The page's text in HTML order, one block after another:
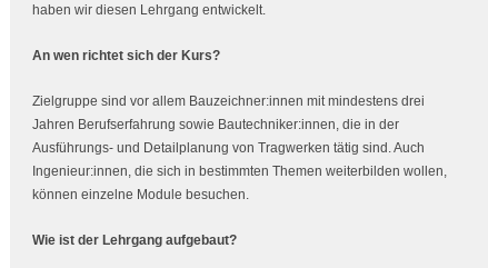
haben wir diesen Lehrgang entwickelt.
An wen richtet sich der Kurs?
Zielgruppe sind vor allem Bauzeichner:innen mit mindestens drei
Jahren Berufserfahrung sowie Bautechniker:innen, die in der
Ausführungs- und Detailplanung von Tragwerken tätig sind. Auch
Ingenieur:innen, die sich in bestimmten Themen weiterbilden wollen,
können einzelne Module besuchen.
Wie ist der Lehrgang aufgebaut?